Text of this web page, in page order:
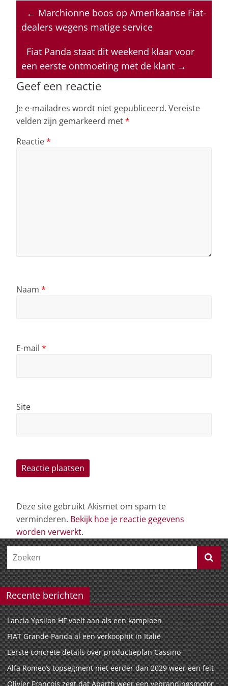
at
s
p
p
c
e
o
o
k
k
e
n
re
a
s
ai
l
← Marchionne boos op Amerikaanse Fiat-
dealers wegens matige service
Fiat Panda staat dit weekend klaar voor
een eerste ontmoeting met de klant →
Geef een reactie
Je e-mailadres wordt niet gepubliceerd. Vereiste
velden zijn gemarkeerd met*
Reactie*
Naam *
E-mail *
Site
Deze site gebruikt Akismet om spam te
verminderen. Bekijk hoe je reactie gegevens
worden verwerkt.
Recente berichten
Lancia Ypsilon HF voelt aan als een kampioen
FIAT Grande Panda al een verkoophit in Italië
Eerste concrete details over productieplan Cassino
Alfa Romeo’s topsegment niet eerder dan 2029 weer een feit
Olivier François zegt dat Abarth weer een vebrandingsmotor